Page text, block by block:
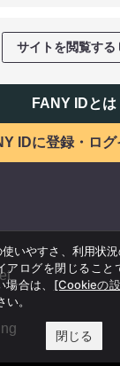
サイトを閲覧する
FANY IDとは
IDに登録・ログ
いやすさ、利用状
アログを閉じるこ
合は、 [Cookieの
。
閉じる